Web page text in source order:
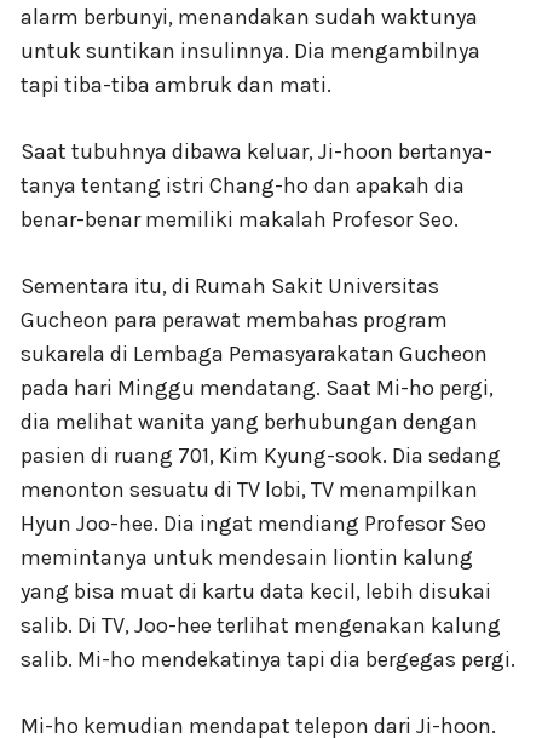
alarm berbunyi, menandakan sudah waktunya
untuk suntikan insulinnya. Dia mengambilnya
tapi tiba-tiba ambruk dan mati.
Saat tubuhnya dibawa keluar, Ji-hoon bertanya-
tanya tentang istri Chang-ho dan apakah dia
benar-benar memiliki makalah Profesor Seo.
Sementara itu, di Rumah Sakit Universitas
Gucheon para perawat membahas program
sukarela di Lembaga Pemasyarakatan Gucheon
pada hari Minggu mendatang. Saat Mi-ho pergi,
dia melihat wanita yang berhubungan dengan
pasien di ruang 701, Kim Kyung-sook. Dia sedang
menonton sesuatu di TV lobi, TV menampilkan
Hyun Joo-hee. Dia ingat mendiang Profesor Seo
memintanya untuk mendesain liontin kalung
yang bisa muat di kartu data kecil, lebih disukai
salib. Di TV, Joo-hee terlihat mengenakan kalung
salib. Mi-ho mendekatinya tapi dia bergegas pergi.
Mi-ho kemudian mendapat telepon dari Ji-hoon.